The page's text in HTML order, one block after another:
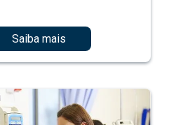
Saiba mais